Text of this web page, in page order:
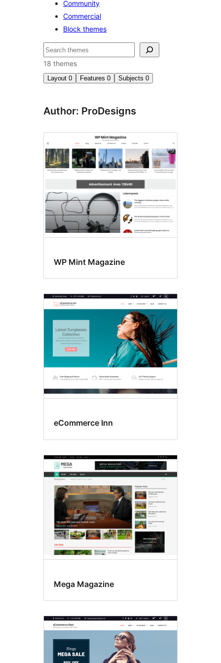
Community
Commercial
Block themes
Որոնել
18 themes
Layout 0 Features 0 Subjects 0
Author: ProDesigns
WP Mint Magazine
eCommerce Inn
Mega Magazine